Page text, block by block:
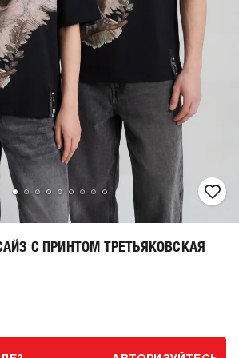
С ПРИНТОМ ТРЕТЬЯКОВСКАЯ